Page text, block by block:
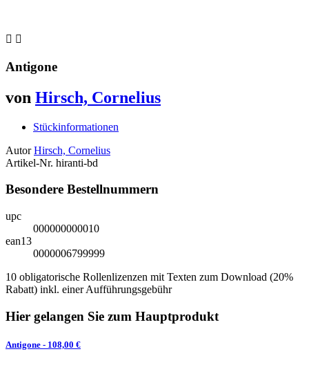
 
Antigone
von Hirsch, Cornelius
Stückinformationen
Autor Hirsch, Cornelius
Artikel-Nr. hiranti-bd
Besondere Bestellnummern
upc
000000000010
ean13
0000006799999
10 obligatorische Rollenlizenzen mit Texten zum Download (20%
Rabatt) inkl. einer Aufführungsgebühr
Hier gelangen Sie zum Hauptprodukt
Antigone - 108,00 €